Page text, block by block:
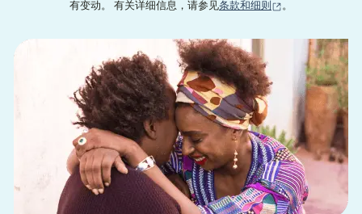
有变动。 有关详细信息，请参见条款和细则 。